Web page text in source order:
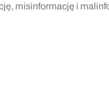
misinformację i